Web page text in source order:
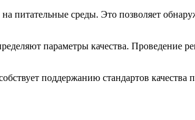
питательные среды. Это позволяет
параметры качества. Проведение
поддержанию стандартов качества